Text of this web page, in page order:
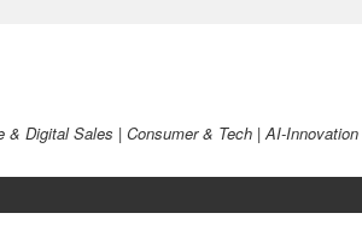
Digital Sales | Consumer & Tech | AI-Innovation